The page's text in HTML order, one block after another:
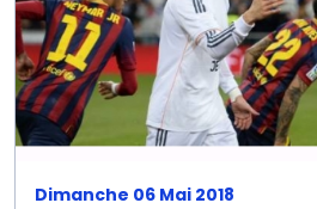
Dimanche 06 Mai 2018